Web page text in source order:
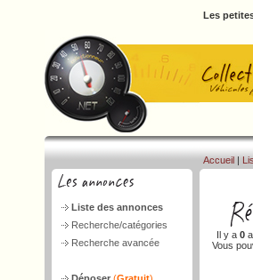
Les
Liste des annonces
Recherche/catégories
Recherche avancée
Accueil |
Il y a 0
Vous